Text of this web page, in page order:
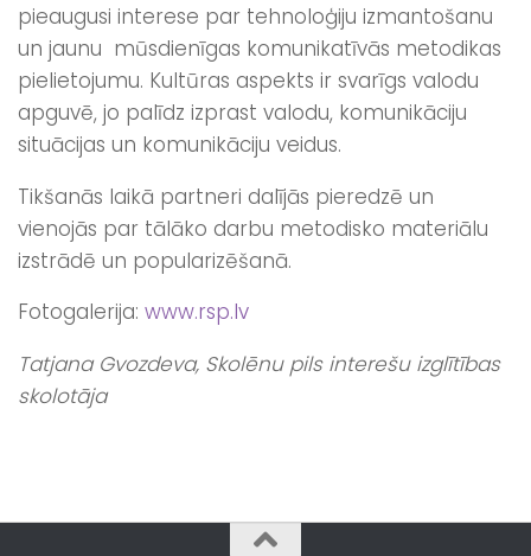
pieaugusi interese par tehnoloģiju izmantošanu
un jaunu mūsdienīgas komunikatīvās metodikas
pielietojumu. Kultūras aspekts ir svarīgs valodu
apguvē, jo palīdz izprast valodu, komunikāciju
situācijas un komunikāciju veidus.
Tikšanās laikā partneri dalījās pieredzē un
vienojās par tālāko darbu metodisko materiālu
izstrādē un popularizēšanā.
Fotogalerija: www.rsp.lv
Tatjana Gvozdeva, Skolēnu pils interešu izglītības
skolotāja